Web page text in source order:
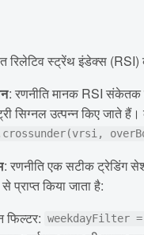
रिलेटिव स्ट्रेंथ इंडेक्स
: रणनीति मानक RSI
सिग्नल उत्पन्न किए जाते
: रणनीति एक सटीक ट्रेडिंग
किया जाता है:
फिल्टर: weekdayFilter =